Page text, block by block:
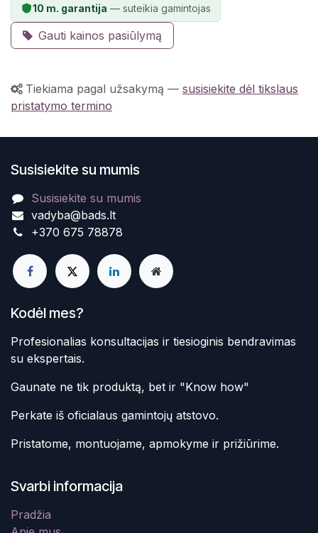
10 m. garantija — suteikia gamintojas
Gauti kainos pasiūlymą
Tiekiama pagal užsakymą — susisiekite dėl tikslaus
pristatymo termino
Susisiekite su mumis
Susisiekite su mumis
vadyba@bads.lt
+370 675 78878
Kodėl mes?
Profesionalias konsultacijas ir tiesioginis bendravimas
su ekspertais.
Gaunate ne tik produktą, bet ir "Know how"
Perkate iš oficialaus gamintojų atstovo.
Pristatome, montuojame, apmokyme ir prižiūrime.
Svarbi informacija
Pradžia